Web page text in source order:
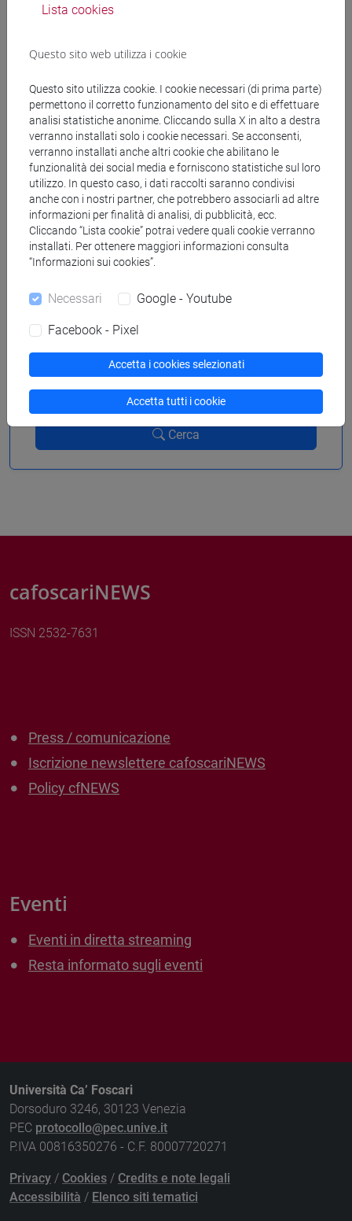
Cerca in agenda
dal
Rimuovi filtri
Cerca
cafoscariNEWS
ISSN 2532-7631
Press / comunicazione
Iscrizione newslettere cafoscariNEWS
Policy cfNEWS
Eventi
Eventi in diretta streaming
Resta informato sugli eventi
Università Ca’ Foscari
Dorsoduro 3246, 30123 Venezia
PEC protocollo@pec.unive.it
P.IVA 00816350276 - C.F. 80007720271
Privacy / Cookies / Credits e note legali
Accessibilità / Elenco siti tematici
Lista cookies
Questo sito web utilizza i cookie
Questo sito utilizza cookie. I cookie necessari (di prima parte)
permettono il corretto funzionamento del sito e di effettuare
analisi statistiche anonime. Cliccando sulla X in alto a destra
verranno installati solo i cookie necessari. Se acconsenti,
verranno installati anche altri cookie che abilitano le
funzionalità dei social media e forniscono statistiche sul loro
utilizzo. In questo caso, i dati raccolti saranno condivisi
anche con i nostri partner, che potrebbero associarli ad altre
informazioni per finalità di analisi, di pubblicità, ecc.
Cliccando “Lista cookie” potrai vedere quali cookie verranno
installati. Per ottenere maggiori informazioni consulta
“Informazioni sui cookies”.
Necessari Google - Youtube
Facebook - Pixel
Accetta i cookies selezionati
Accetta tutti i cookie